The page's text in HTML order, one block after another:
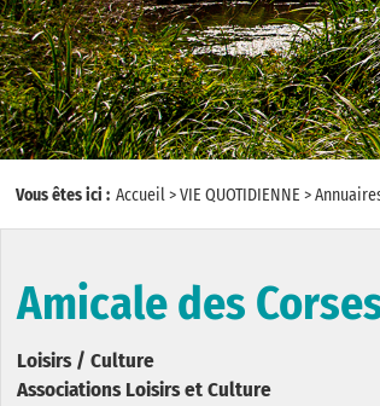
Vous êtes ici : Accueil>VIE QUOTIDIENNE >
Amicale des
Loisirs / Culture
Associations Loisirs et Culture